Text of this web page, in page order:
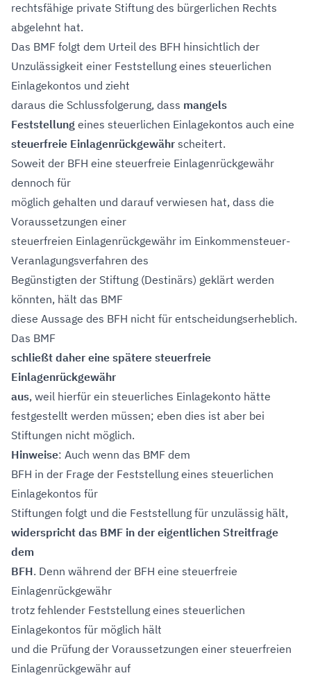
rechtsfähige private Stiftung des bürgerlichen Rechts
abgelehnt hat.
Das BMF folgt dem Urteil des BFH hinsichtlich der
Unzulässigkeit einer Feststellung eines steuerlichen
Einlagekontos und zieht
daraus die Schlussfolgerung, dass mangels
Feststellung eines steuerlichen Einlagekontos auch eine
steuerfreie Einlagenrückgewähr scheitert.
Soweit der BFH eine steuerfreie Einlagenrückgewähr
dennoch für
möglich gehalten und darauf verwiesen hat, dass die
Voraussetzungen einer
steuerfreien Einlagenrückgewähr im Einkommensteuer-
Veranlagungsverfahren des
Begünstigten der Stiftung (Destinärs) geklärt werden
könnten, hält das BMF
diese Aussage des BFH nicht für entscheidungserheblich.
Das BMF
schließt daher eine spätere steuerfreie
Einlagenrückgewähr
aus, weil hierfür ein steuerliches Einlagekonto hätte
festgestellt werden müssen; eben dies ist aber bei
Stiftungen nicht möglich.
Hinweise: Auch wenn das BMF dem
BFH in der Frage der Feststellung eines steuerlichen
Einlagekontos für
Stiftungen folgt und die Feststellung für unzulässig hält,
widerspricht das BMF in der eigentlichen Streitfrage
dem
BFH. Denn während der BFH eine steuerfreie
Einlagenrückgewähr
trotz fehlender Feststellung eines steuerlichen
Einlagekontos für möglich hält
und die Prüfung der Voraussetzungen einer steuerfreien
Einlagenrückgewähr auf